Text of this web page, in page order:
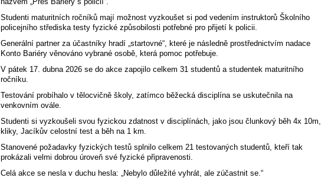
Studenti maturitních ročníků mají možnost vyzkoušet si pod vedením instruktorů Školního
policejního střediska testy fyzické způsobilosti potřebné pro přijetí k policii.
Generální partner za účastníky hradí „startovné“, které je následně prostřednictvím nadace
Konto Bariéry věnováno vybrané osobě, která pomoc potřebuje.
V pátek 17. dubna 2026 se do akce zapojilo celkem 31 studentů a studentek maturitního
ročníku.
Testování probíhalo v tělocvičně školy, zatímco běžecká disciplína se uskutečnila na
venkovním ovále.
Studenti si vyzkoušeli svou fyzickou zdatnost v disciplínách, jako jsou člunkový běh 4x 10m,
kliky, Jacíkův celostní test a běh na 1 km.
Stanovené požadavky fyzických testů splnilo celkem 21 testovaných studentů, kteří tak
prokázali velmi dobrou úroveň své fyzické připravenosti.
Celá akce se nesla v duchu hesla: „Nebylo důležité vyhrát, ale zúčastnit se.“